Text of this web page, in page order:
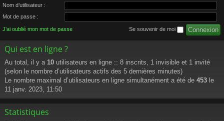
Nom d’utilisateur :
Mot de passe :
J’ai oublié mon mot de passe Se souvenir de moi
Qui est en ligne ?
Au total, il y a 10 utilisateurs en ligne :: 8 inscrits, 1 invisible et 1 invité
(selon le nombre d’utilisateurs actifs des 5 dernières minutes)
Le nombre maximal d’utilisateurs en ligne simultanément a été de 453 le
11 janv. 2023, 11:50
Statistiques